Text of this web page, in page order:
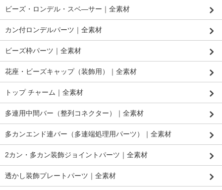
ビーズ・ロンデル・スベ―サー｜全素材
カン付ロンデルパーツ｜全素材
ビーズ枠パーツ｜全素材
花座・ビーズキャップ（装飾用）｜全素材
トップ チャーム｜全素材
多連用中間バー（整列コネクター）｜全素材
多カンエンド連バー（多連端処理用パーツ）｜全素材
2カン・多カン装飾ジョイントパーツ｜全素材
透かし装飾プレートパーツ｜全素材